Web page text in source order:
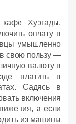
Хургады,
оплату в
умышленно
свою пользу —
валюту в
платить в
Садясь в
включения
а если
из машины